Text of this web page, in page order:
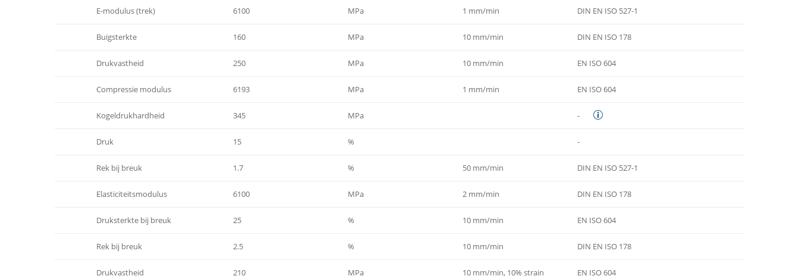
E-modulus (trek) 6100 MPa 1 mm/min DIN EN ISO 527-1
Buigsterkte 160 MPa 10 mm/min DIN EN ISO 178
Drukvastheid 250 MPa 10 mm/min EN ISO 604
Compressie modulus 6193 MPa 1 mm/min EN ISO 604
Kogeldrukhardheid 345 MPa -
Druk 15 % -
Rek bij breuk 1.7 % 50 mm/min DIN EN ISO 527-1
Elasticiteitsmodulus 6100 MPa 2 mm/min DIN EN ISO 178
Druksterkte bij breuk 25 % 10 mm/min EN ISO 604
Rek bij breuk 2.5 % 10 mm/min DIN EN ISO 178
Drukvastheid 210 MPa 10 mm/min, 10% strain EN ISO 604